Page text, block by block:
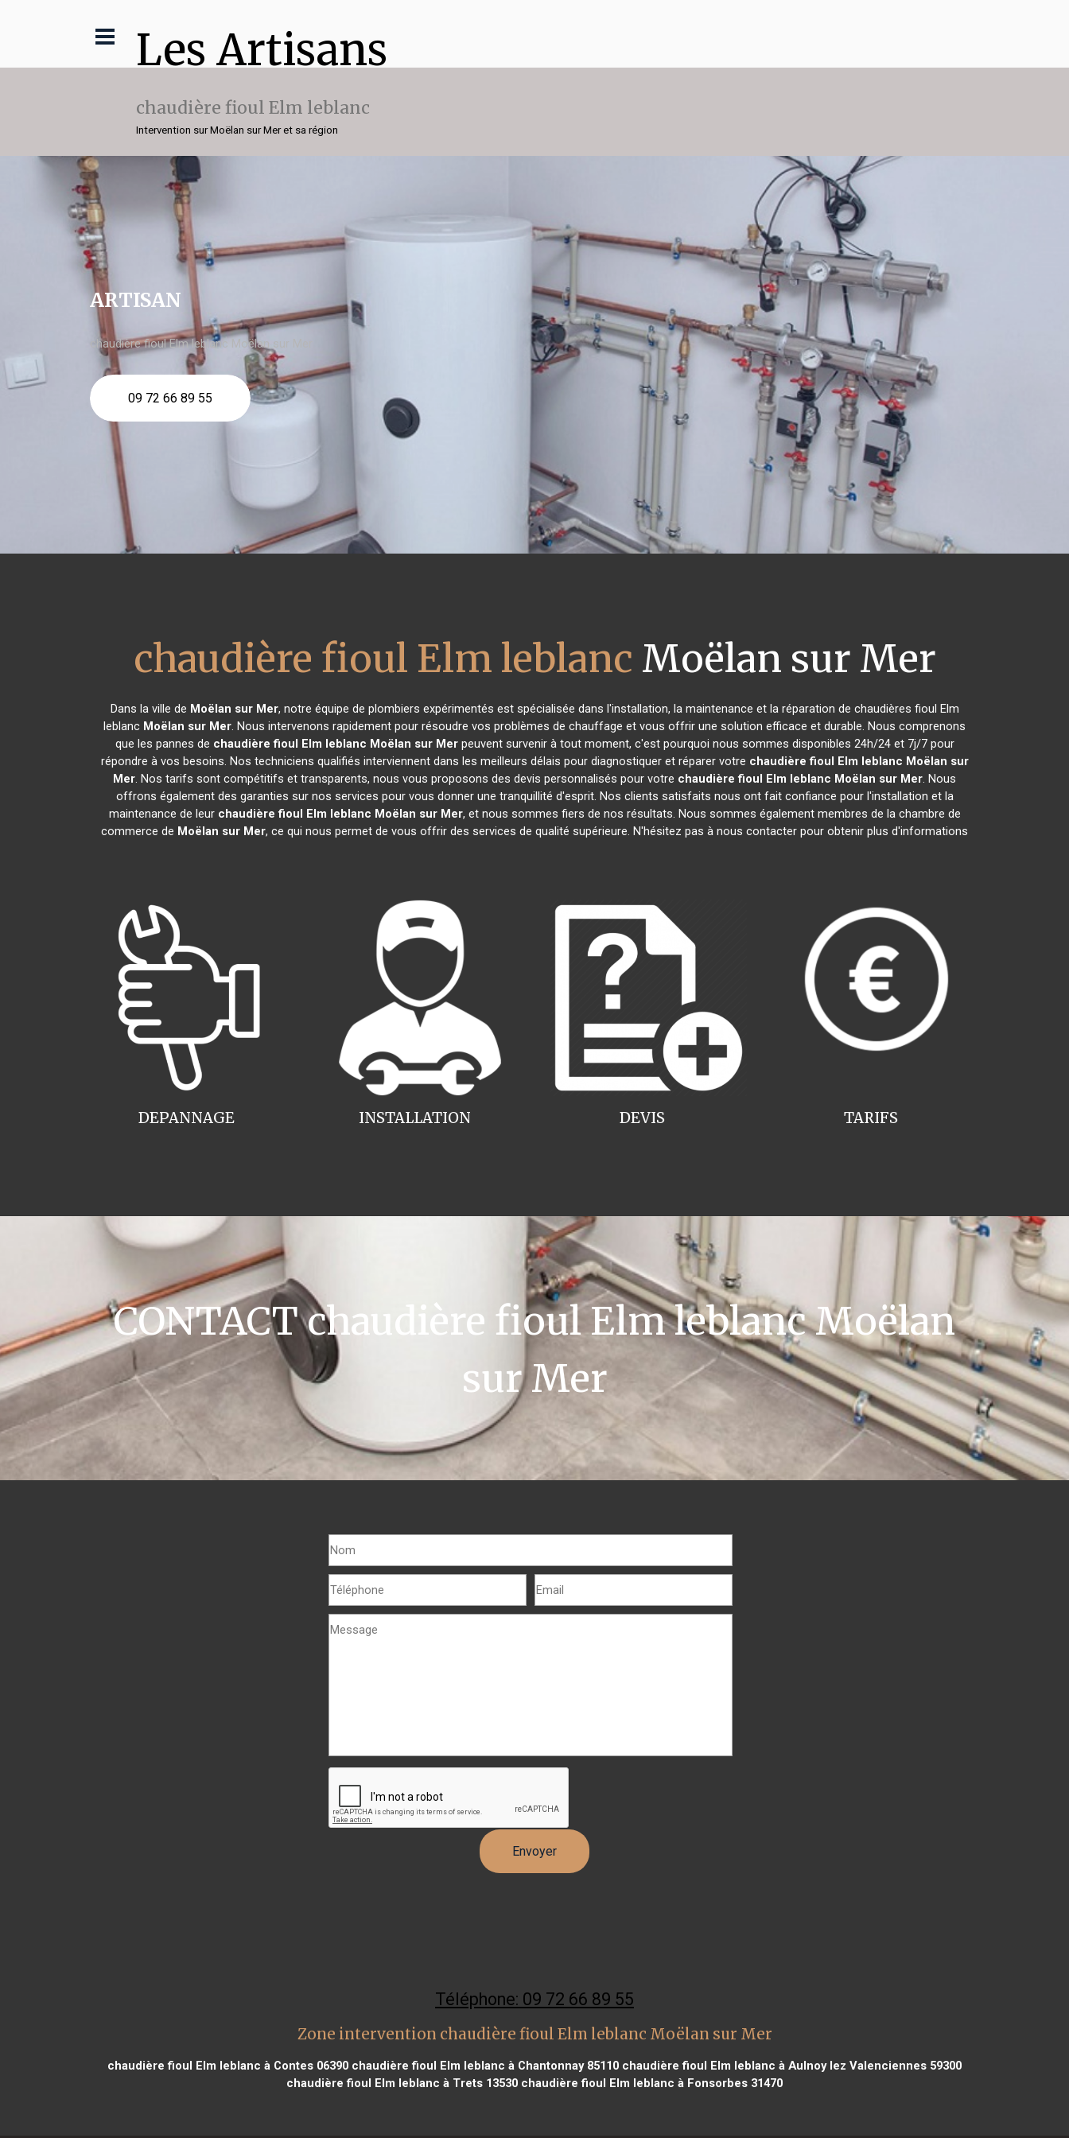
Les Artisans
chaudière fioul Elm leblanc
Intervention sur Moëlan sur Mer et sa région
ARTISAN
chaudière fioul Elm leblanc Moëlan sur Mer
09 72 66 89 55
chaudière fioul Elm leblanc Moëlan sur Mer
Dans la ville de Moëlan sur Mer, notre équipe de plombiers expérimentés est spécialisée dans l'installation, la maintenance et la réparation de chaudières fioul Elm
leblanc Moëlan sur Mer. Nous intervenons rapidement pour résoudre vos problèmes de chauffage et vous offrir une solution efficace et durable. Nous comprenons
que les pannes de chaudière fioul Elm leblanc Moëlan sur Merpeuvent survenir à tout moment, c'est pourquoi nous sommes disponibles 24h/24 et 7j/7 pour
répondre à vos besoins. Nos techniciens qualifiés interviennent dans les meilleurs délais pour diagnostiquer et réparer votre chaudière fioul Elm leblanc Moëlan sur
Mer. Nos tarifs sont compétitifs et transparents, nous vous proposons des devis personnalisés pour votre chaudière fioul Elm leblanc Moëlan sur Mer. Nous
offrons également des garanties sur nos services pour vous donner une tranquillité d'esprit. Nos clients satisfaits nous ont fait confiance pour l'installation et la
maintenance de leur chaudière fioul Elm leblanc Moëlan sur Mer, et nous sommes fiers de nos résultats. Nous sommes également membres de la chambre de
commerce de Moëlan sur Mer, ce qui nous permet de vous offrir des services de qualité supérieure. N'hésitez pas à nous contacter pour obtenir plus d'informations
INSTALLATION
DEPANNAGE TARIFS
DEVIS
CONTACT chaudière fioul Elm leblanc Moëlan
sur Mer
Téléphone: 09 72 66 89 55
Zone intervention chaudière fioul Elm leblanc Moëlan sur Mer
chaudière fioul Elm leblanc à Contes 06390 chaudière fioul Elm leblanc à Chantonnay 85110 chaudière fioul Elm leblanc à Aulnoy lez Valenciennes 59300
chaudière fioul Elm leblanc à Trets 13530 chaudière fioul Elm leblanc à Fonsorbes 31470